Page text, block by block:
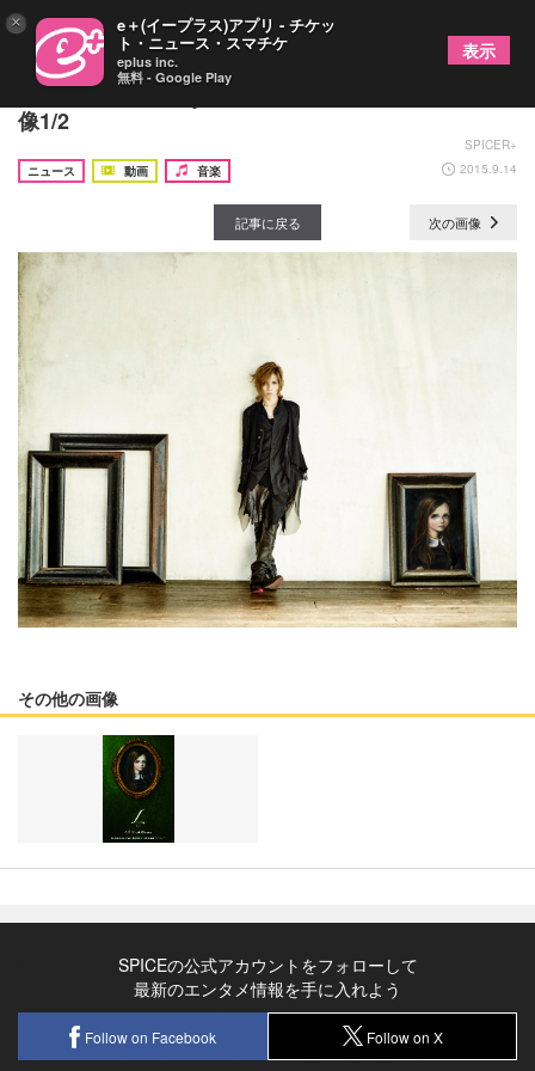
Acid Black Cherry書籍が発売2週間で3刷決定の画
像1/2
SPICER+
ニュース
動画 音楽 2015.9.14
記事に戻る 次の画像
その他の画像
SPICEの公式アカウントをフォローして
最新のエンタメ情報を手に入れよう
Follow on Facebook Follow on X
× e＋(イープラス)アプリ - チケッ
ト・ニュース・スマチケ
eplus inc.
無料 - Google Play
表示